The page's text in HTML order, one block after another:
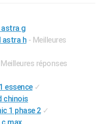
astra g
astra h - Meilleures
réponses
essence ✓
chinois
1 phase 2 ✓